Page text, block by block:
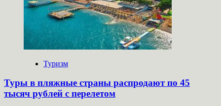
Туризм
Туры в пляжные страны распродают по 45
тысяч рублей с перелетом